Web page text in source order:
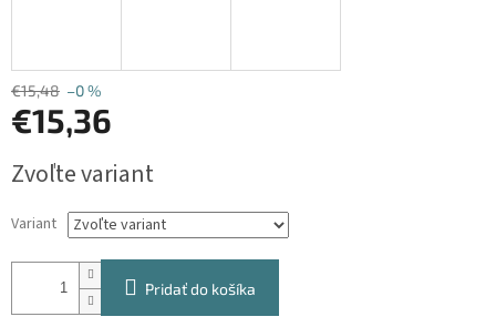
€15,48 –0 %
€15,36
cena:
Zvoľte variant
Variant
Pridať do košíka